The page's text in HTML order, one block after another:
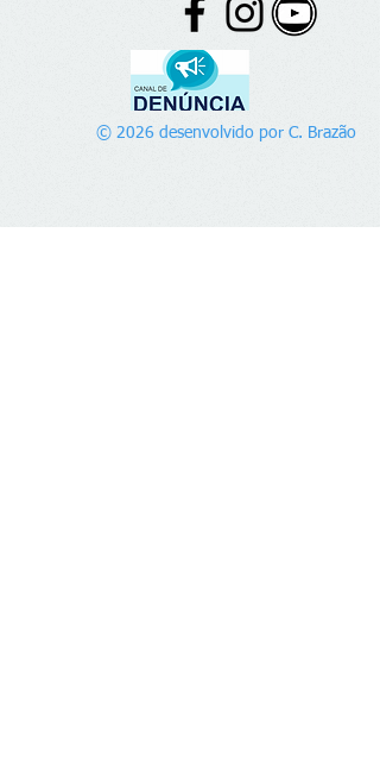
© 2026 desenvolvido por C. Brazão